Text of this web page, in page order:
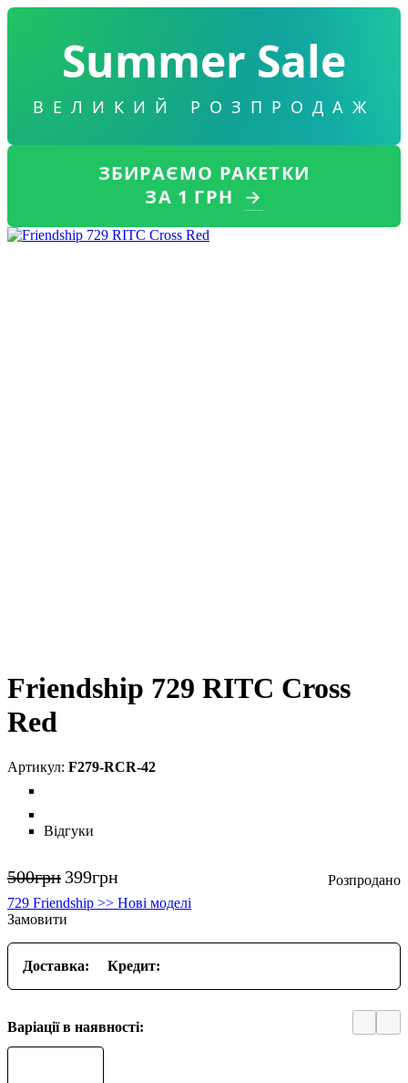
Summer Sale
ВЕЛИКИЙ РОЗПРОДАЖ
ЗБИРАЄМО РАКЕТКИ
ЗА 1 ГРН →
Friendship 729 RITC Cross
Red
F279-RCR-42
Відгуки
500грн 399грн
729 Friendship >> Нові моделі
Замовити
Доставка: Кредит:
Варіації в наявності: